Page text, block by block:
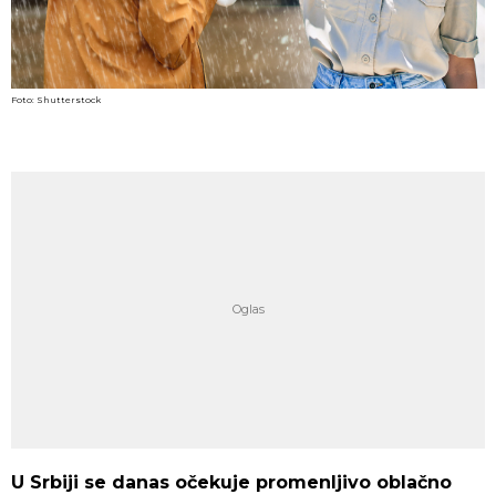
Foto: Shutterstock
U Srbiji se danas očekuje promenljivo oblačno